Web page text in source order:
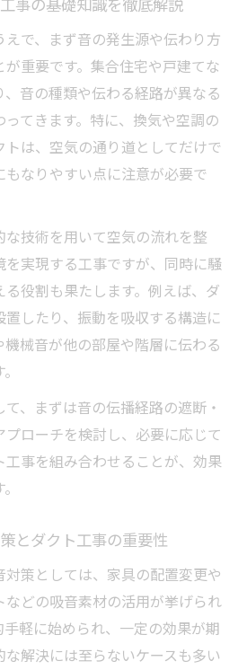
で、まず音の発生源や伝わり方
重要です。集合住宅や戸建てな
音の種類や伝わる経路が異なる
てきます。特に、換気や空調の
は、空気の通り道としてだけで
なりやすい点に注意が必要で
技術を用いて空気の流れを整
を実現する工事ですが、同時に騒
役割も果たします。例えば、ダ
したり、振動を吸収する構造に
械音が他の部屋や階層に伝わる
、まずは音の伝播経路の遮断・
ローチを検討し、必要に応じて
事を組み合わせることが、効果
とダクト工事の重要性
策としては、家具の配置変更や
などの吸音素材の活用が挙げられ
軽に始められ、一定の効果が期
解決には至らないケースも多い